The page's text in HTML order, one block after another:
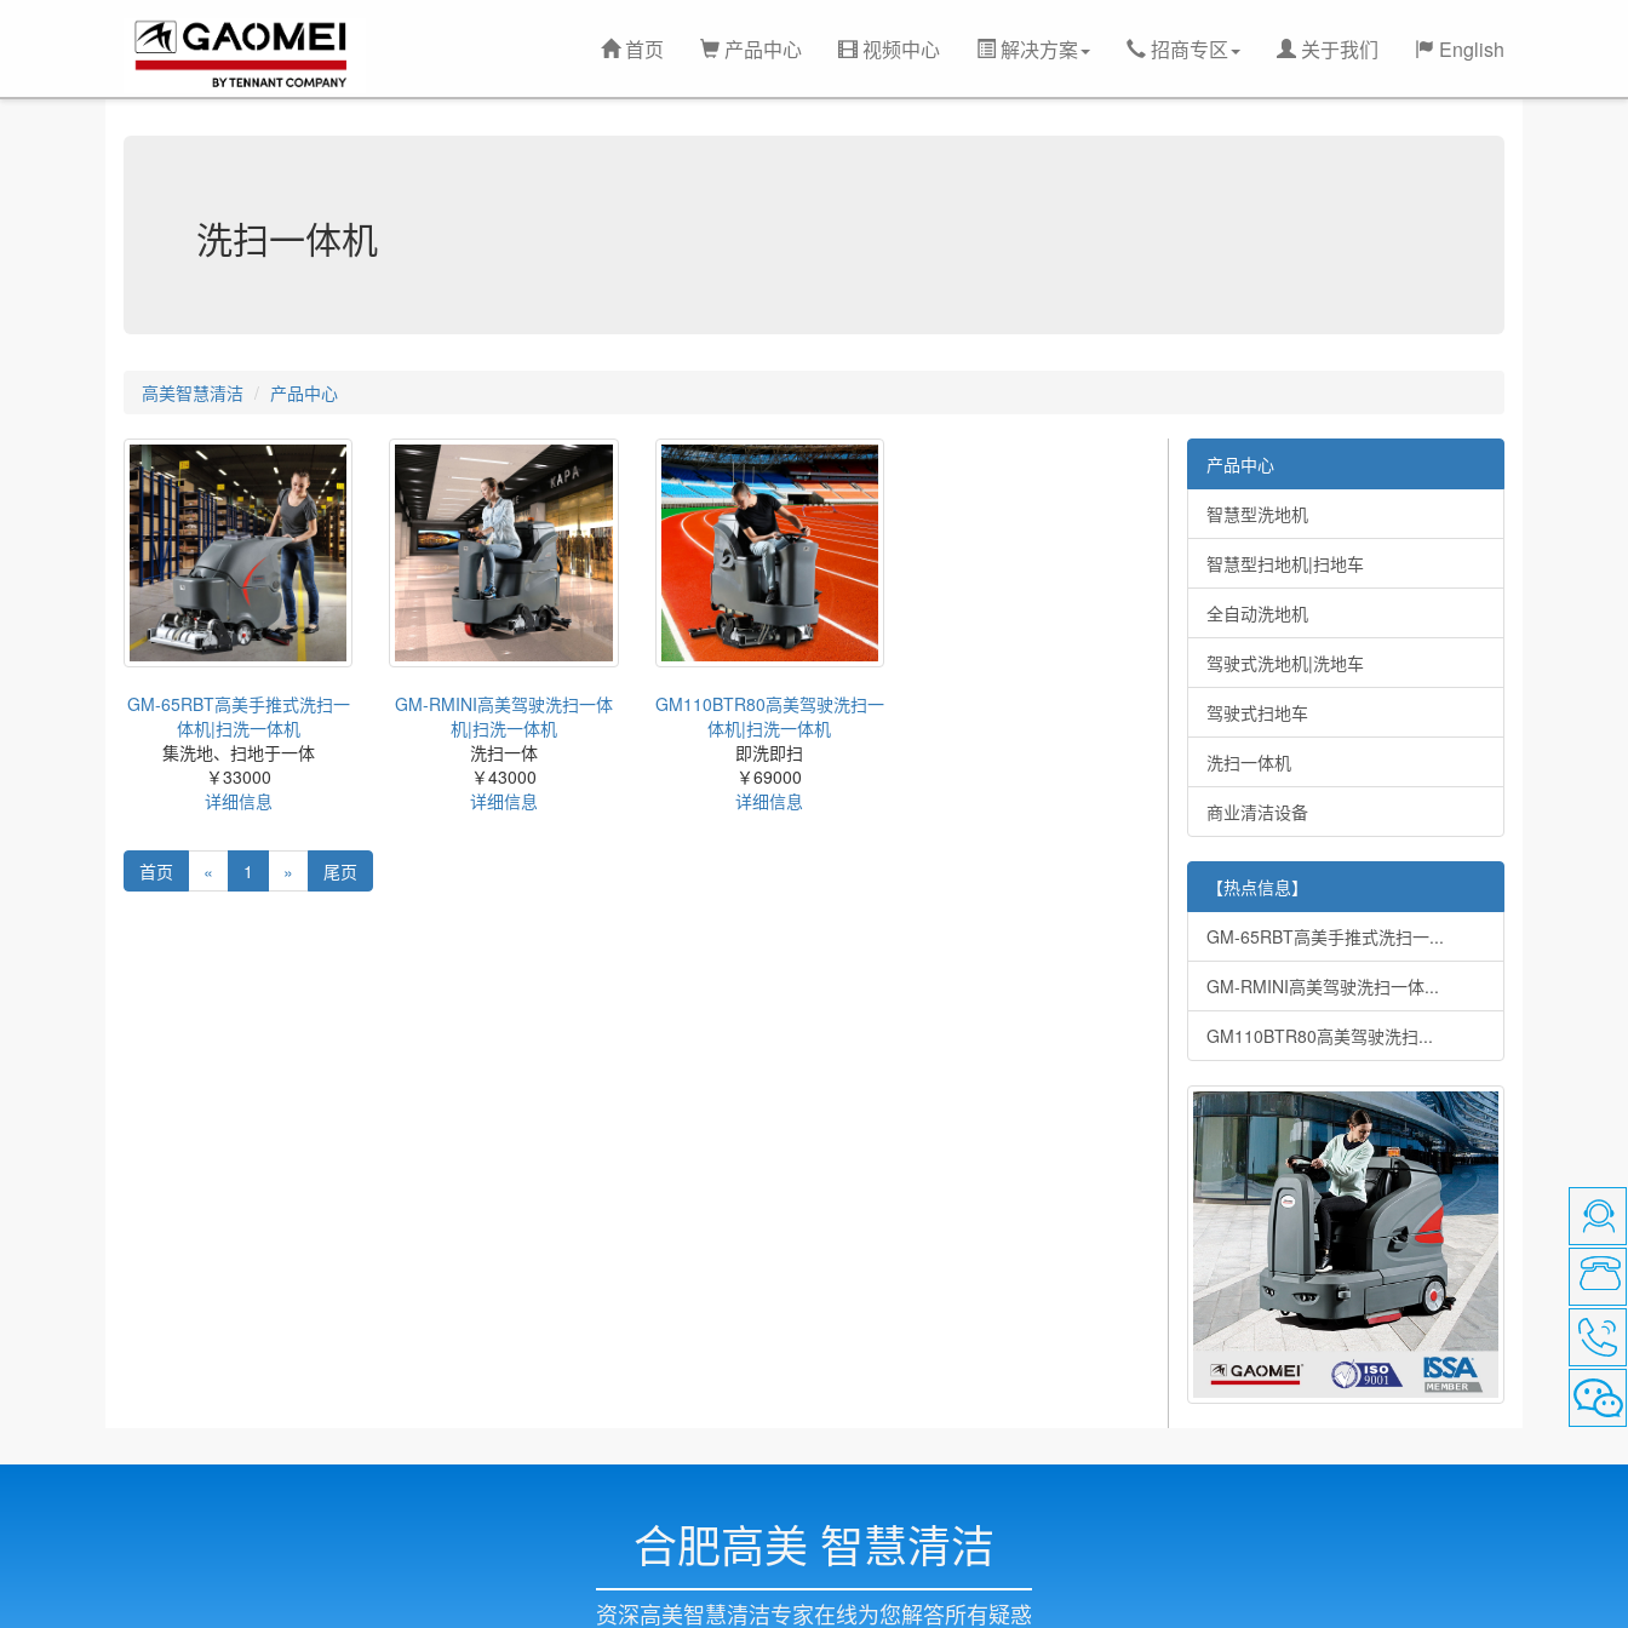
首页 产品中心 视频中心 解决方案 招商专区 关于我们 English
洗扫一体机
高美智慧清洁 产品中心
GM-65RBT高美手推式洗扫一
体机|扫洗一体机
集洗地、扫地于一体
￥33000
详细信息
GM-RMINI高美驾驶洗扫一体
机|扫洗一体机
洗扫一体
￥43000
详细信息
GM110BTR80高美驾驶洗扫一
体机|扫洗一体机
即洗即扫
￥69000
详细信息
首页 « 1 » 尾页
产品中心
智慧型洗地机
智慧型扫地机|扫地车
全自动洗地机
驾驶式洗地机|洗地车
驾驶式扫地车
洗扫一体机
商业清洁设备
【热点信息】
GM-65RBT高美手推式洗扫一...
GM-RMINI高美驾驶洗扫一体...
GM110BTR80高美驾驶洗扫...
合肥高美 智慧清洁
资深高美智慧清洁专家在线为您解答所有疑惑